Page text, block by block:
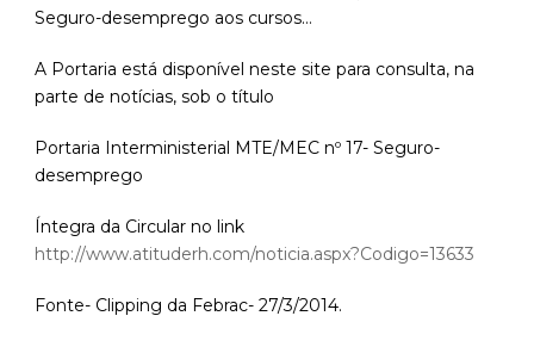
Seguro-desemprego aos cursos…
A Portaria está disponível neste site para consulta, na
parte de notícias, sob o título
Portaria Interministerial MTE/MEC nº 17- Seguro-
desemprego
Íntegra da Circular no link
http://www.atituderh.com/noticia.aspx?Codigo=13633
Fonte- Clipping da Febrac- 27/3/2014.